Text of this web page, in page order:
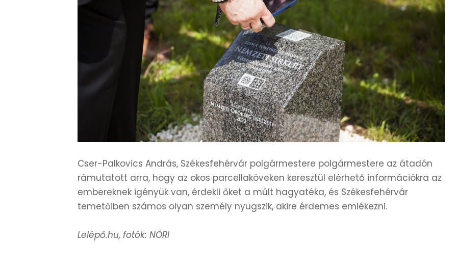
Cser-Palkovics András, Székesfehérvár polgármestere polgármestere az átadón
rámutatott arra, hogy az okos parcellaköveken keresztül elérhető információkra az
embereknek igényük van, érdekli őket a múlt hagyatéka, és Székesfehérvár
temetőiben számos olyan személy nyugszik, akire érdemes emlékezni.
Lelépő.hu, fotók: NÖRI